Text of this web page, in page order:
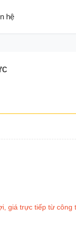
hệ
giá trực tiếp từ công